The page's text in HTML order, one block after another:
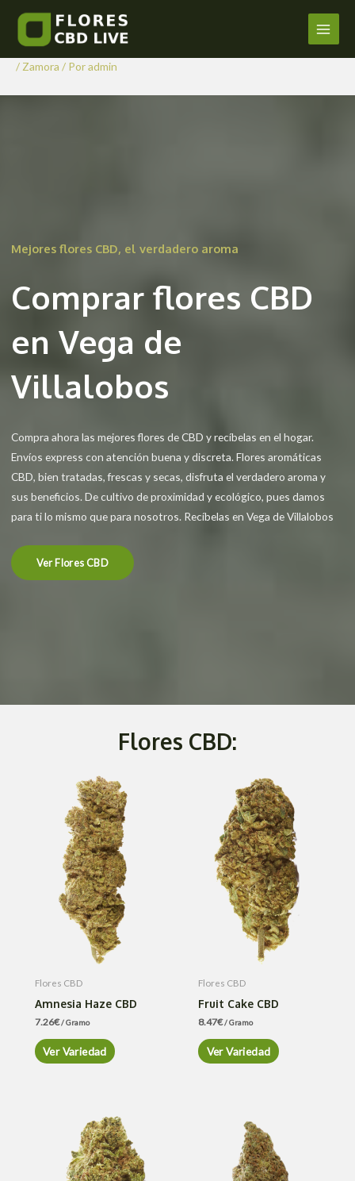
contenido
Main
Comprar Flores CBD en Vega
de Villalobos
/ Zamora / Poradmin
Mejores flores CBD, el verdadero aroma
Comprar flores CBD
en Vega de
Villalobos
Compra ahora las mejores flores de CBD y recíbelas en el hogar.
Envíos express con atención buena y discreta. Flores aromáticas
CBD, bien tratadas, frescas y secas, disfruta el verdadero aroma y
sus beneficios. De cultivo de proximidad y ecológico, pues damos
para ti lo mismo que para nosotros. Recíbelas en Vega de Villalobos
Ver Flores CBD
Flores CBD:
Flores CBD
Amnesia Haze CBD
7.26€/ Gramo
Ver Variedad
Flores CBD
Fruit Cake CBD
8.47€/ Gramo
Ver Variedad